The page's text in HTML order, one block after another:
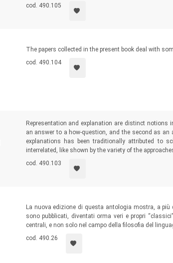
cod. 490.105
The papers collected in the present book deal with
cod. 490.104
Representation and explanation are distinct notions
an answer to a how-question, and the second as
explanations has been traditionally attributed to
interrelated, like shown by the variety of the
cod. 490.103
La nuova edizione di questa antologia mostra, a
sono pubblicati, diventati orma veri e propri
centrali, e non solo nel campo della filosofia del
cod. 490.26